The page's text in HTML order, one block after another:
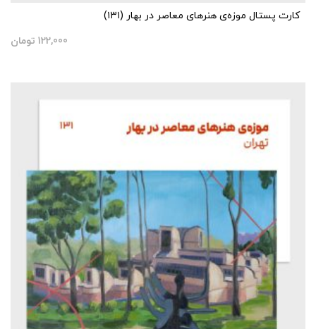
کارت پستال موزه‌ی هنرهای معاصر در بهار (۱۳۱)
122,000 تومان